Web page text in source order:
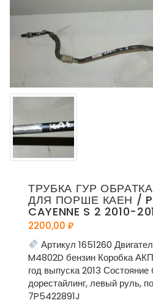
ТРУБКА ГУР ОБРАТКА
ДЛЯ ПОРШЕ КАЕН /
CAYENNE S 2 2010-
2200,00 ₽
Артикул 1651260
M4802D бензин Коробка
год выпуска 2013 Состояние
дорестайлинг, левый руль,
7P5422891J